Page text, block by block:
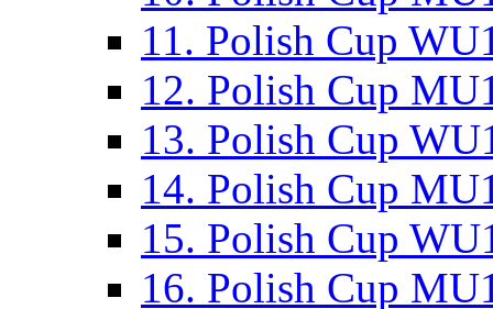
11. Polish Cup
12. Polish Cup
13. Polish Cup
14. Polish Cup
15. Polish Cup
16. Polish Cup